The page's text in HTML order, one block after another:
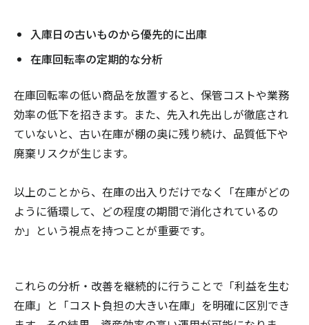
入庫日の古いものから優先的に出庫
在庫回転率の定期的な分析
在庫回転率の低い商品を放置すると、保管コストや業務
効率の低下を招きます。また、先入れ先出しが徹底され
ていないと、古い在庫が棚の奥に残り続け、品質低下や
廃棄リスクが生じます。
以上のことから、在庫の出入りだけでなく「在庫がどの
ように循環して、どの程度の期間で消化されているの
か」という視点を持つことが重要です。
これらの分析・改善を継続的に行うことで「利益を生む
在庫」と「コスト負担の大きい在庫」を明確に区別でき